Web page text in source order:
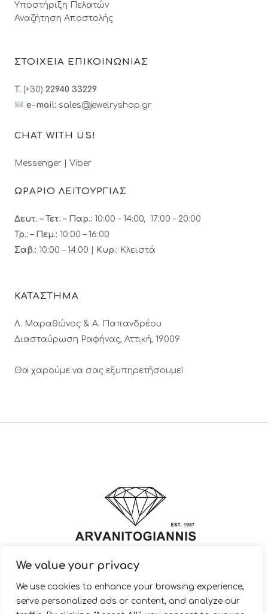
We value your privacy
We use cookies to enhance your browsing experience,
serve personalized ads or content, and analyze our
Υποστήριξη Πελατών
Αναζήτηση Αποστολής
ΣΤΟΙΧΕΙΑ ΕΠΙΚΟΙΝΩΝΙΑΣ
T. (+30) 22940 33229
e-mail: sales@jewelryshop.gr
CHAT WITH US!
Messenger Viber
ΩΡΑΡΙΟ ΛΕΙΤΟΥΡΓΙΑΣ
Δευτ. – Τετ. – Παρ.: 10:00 – 14:00, 17:00 – 20:00
Τρ.: – Πεμ.: 10:00 – 16:00
Σαβ.: 10:00 – 14:00 | Κυρ.: Κλειστά
ΚΑΤΑΣΤΗΜΑ
Λ. Μαραθώνος & A. Παπανδρέου
Διασταύρωση Ραφήνας, Αττική, 19009
Θα χαρούμε να σας εξυπηρετήσουμε!
© 2022 ARVANITOGIANNIS – Jewelry Design & Manufacturing |
JewelryShop.gr